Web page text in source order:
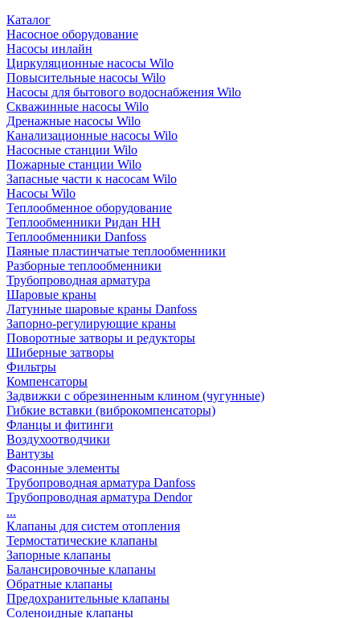
Каталог
Насосное оборудование
Насосы инлайн
Циркуляционные насосы Wilo
Повысительные насосы Wilo
Насосы для бытового водоснабжения Wilo
Скважинные насосы Wilo
Дренажные насосы Wilo
Канализационные насосы Wilo
Насосные станции Wilo
Пожарные станции Wilo
Запасные части к насосам Wilo
Насосы Wilo
Теплообменное оборудование
Теплообменники Ридан НН
Теплообменники Danfoss
Паяные пластинчатые теплообменники
Разборные теплообменники
Трубопроводная арматура
Шаровые краны
Латунные шаровые краны Danfoss
Запорно-регулирующие краны
Поворотные затворы и редукторы
Шиберные затворы
Фильтры
Компенсаторы
Задвижки с обрезиненным клином (чугунные)
Гибкие вставки (виброкомпенсаторы)
Фланцы и фитинги
Воздухоотводчики
Вантузы
Фасонные элементы
Трубопроводная арматура Danfoss
Трубопроводная арматура Dendor
...
Клапаны для систем отопления
Термостатические клапаны
Запорные клапаны
Балансировочные клапаны
Обратные клапаны
Предохранительные клапаны
Соленоидные клапаны